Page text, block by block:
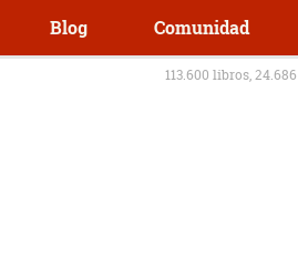
Blog Comunidad
113.600 libros,